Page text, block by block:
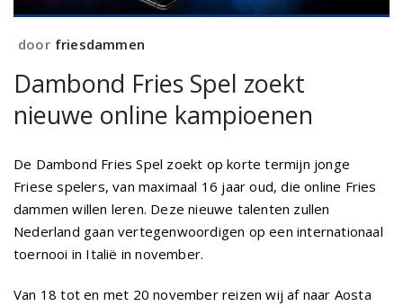
door friesdammen
Dambond Fries Spel zoekt
nieuwe online kampioenen
De Dambond Fries Spel zoekt op korte termijn jonge
Friese spelers, van maximaal 16 jaar oud, die online Fries
dammen willen leren. Deze nieuwe talenten zullen
Nederland gaan vertegenwoordigen op een internationaal
toernooi in Italië in november.
Van 18 tot en met 20 november reizen wij af naar Aosta